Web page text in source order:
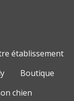
établissement
Boutique
chien